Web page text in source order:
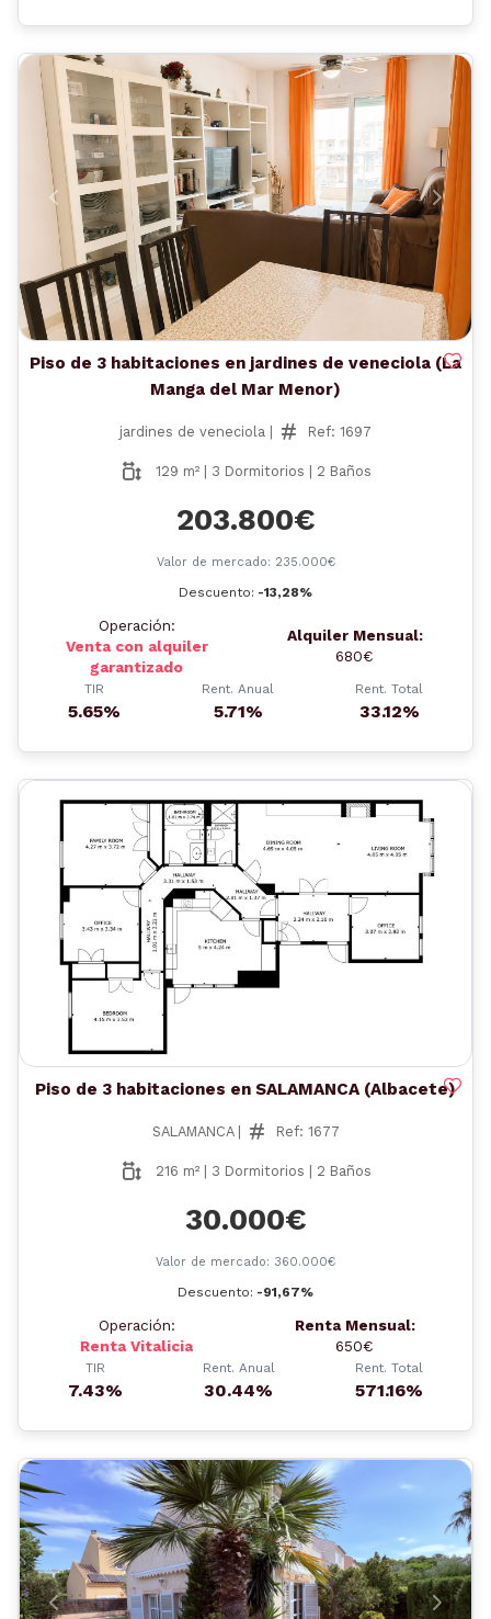
Anterior
Piso de 3 habitaciones en jardines de veneciola (La
Manga del Mar Menor)
jardines de veneciola | Ref: 1697
129 m² | 3 Dormitorios | 2 Baños
203.800€
Valor de mercado: 235.000€
Descuento: -13,28%
Operación:
Venta con alquiler
garantizado
Alquiler Mensual:
680€
TIR
5.65%
Rent. Anual
5.71%
Rent. Total
33.12%
Anterior
Piso de 3 habitaciones en SALAMANCA (Albacete)
SALAMANCA | Ref: 1677
216 m² | 3 Dormitorios | 2 Baños
30.000€
Valor de mercado: 360.000€
Descuento: -91,67%
Operación:
Renta Vitalicia
Renta Mensual:
650€
TIR
7.43%
Rent. Anual
30.44%
Rent. Total
571.16%
Anterior